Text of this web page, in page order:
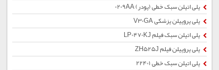
پلی اتیلن سبک خطی (پودر) 0209AA
پلی پروپیلن پزشکی V30GA
پلی اتیلن سبک فیلم LP0470KJ
پلی پروپیلن فیلم ZH525J
پلی اتیلن سبک خطی 22401